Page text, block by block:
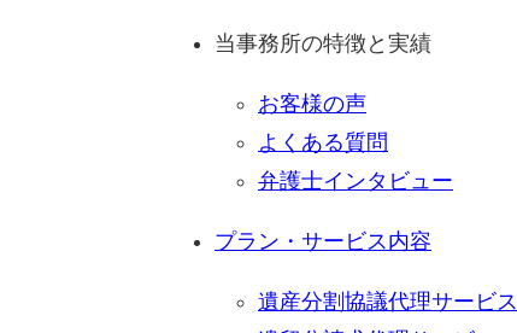
当事務所の特徴と実績
お客様の声
よくある質問
弁護士インタビュー
プラン・サービス内容
遺産分割協議代理サービス